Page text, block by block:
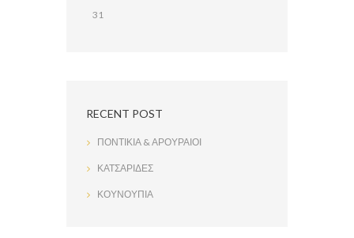
31
RECENT POST
ΠΟΝΤΙΚΙΑ & ΑΡΟΥΡΑΙΟΙ
ΚΑΤΣΑΡΙΔΕΣ
ΚΟΥΝΟΥΠΙΑ